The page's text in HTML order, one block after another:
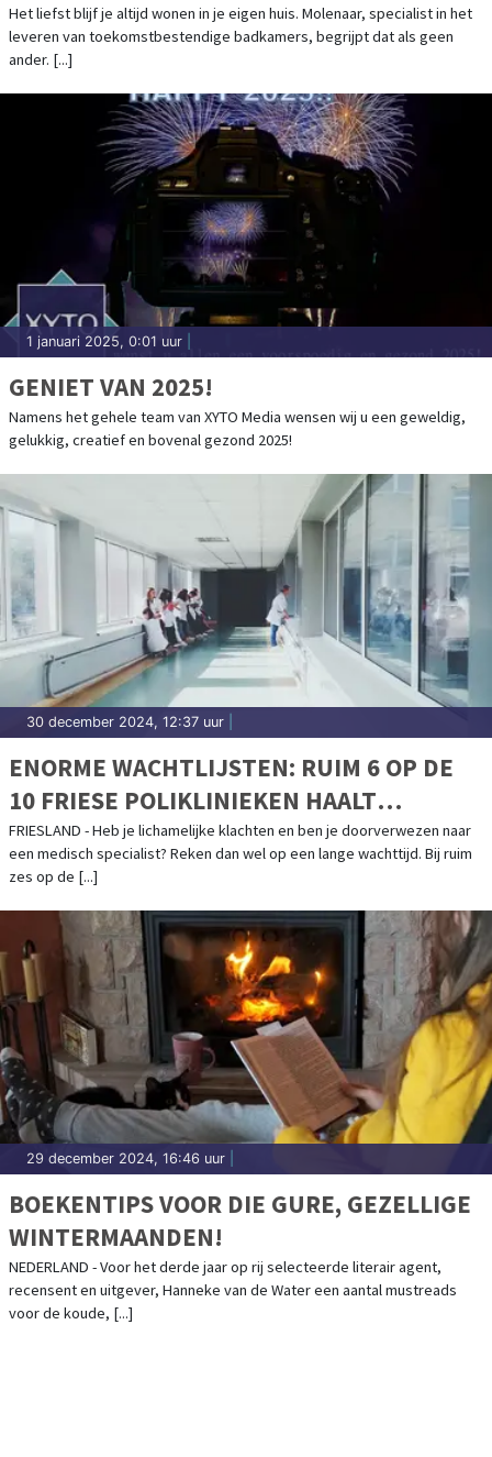
Het liefst blijf je altijd wonen in je eigen huis. Molenaar, specialist in het
leveren van toekomstbestendige badkamers, begrijpt dat als geen
ander. [...]
1 januari 2025, 0:01 uur
GENIET VAN 2025!
Namens het gehele team van XYTO Media wensen wij u een geweldig,
gelukkig, creatief en bovenal gezond 2025!
30 december 2024, 12:37 uur
ENORME WACHTLIJSTEN: RUIM 6 OP DE
10 FRIESE POLIKLINIEKEN HAALT
AFGESPROKEN NORM WACHTTIJDEN NIET
FRIESLAND - Heb je lichamelijke klachten en ben je doorverwezen naar
een medisch specialist? Reken dan wel op een lange wachttijd. Bij ruim
zes op de [...]
29 december 2024, 16:46 uur
BOEKENTIPS VOOR DIE GURE, GEZELLIGE
WINTERMAANDEN!
NEDERLAND - Voor het derde jaar op rij selecteerde literair agent,
recensent en uitgever, Hanneke van de Water een aantal mustreads
voor de koude, [...]